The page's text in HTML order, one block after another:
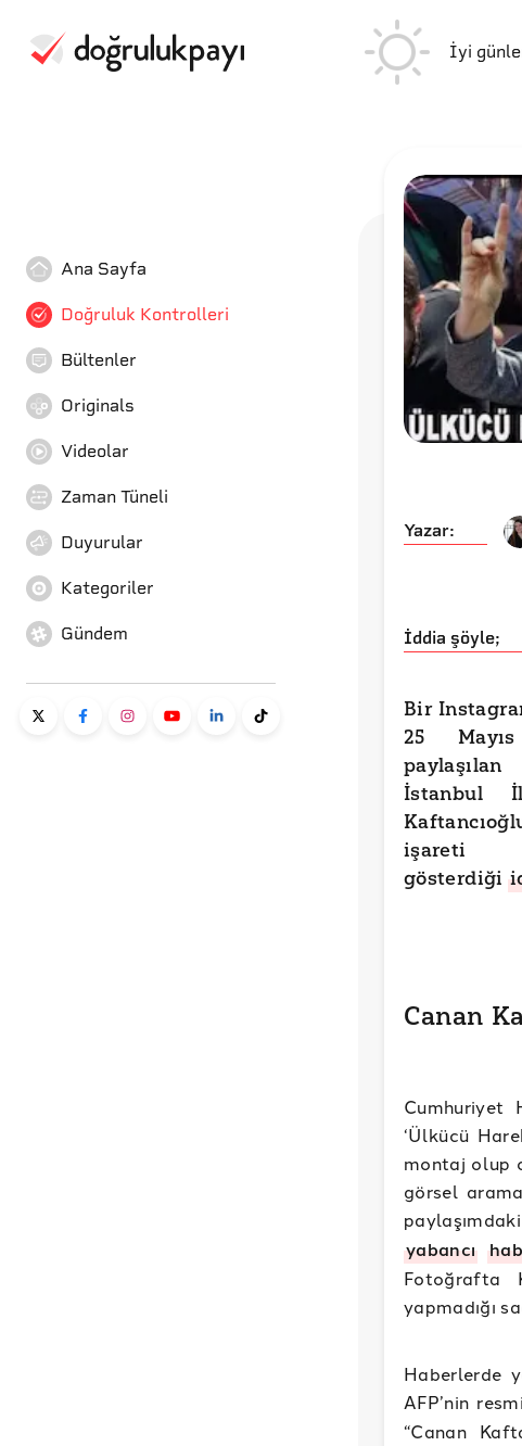
İyi
Ana Sayfa
Doğruluk Kontrolleri
Bültenler
Originals
Videolar
Zaman Tüneli
Duyurular
Kategoriler
Gündem
Yazar:
İddia şöyle;
Bir
25
İstanbul
gösterdiği
Canan
Cumhuriyet
‘Ülkücü
montaj olup
görsel
yabancı
Fotoğrafta
yapmadığı
Haberlerde
AFP’nin
“Canan